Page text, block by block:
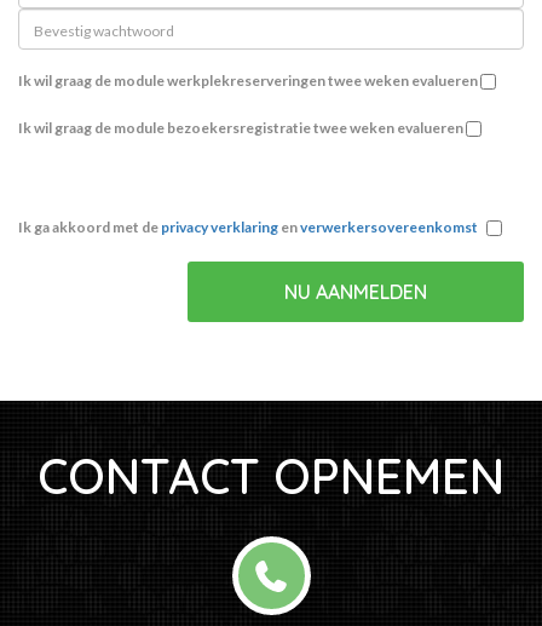
Ik wil graag de module werkplekreserveringen twee weken evalueren
Ik wil graag de module bezoekersregistratie twee weken evalueren
Ik ga akkoord met de privacy verklaring enverwerkersovereenkomst
NU AANMELDEN
CONTACT OPNEMEN